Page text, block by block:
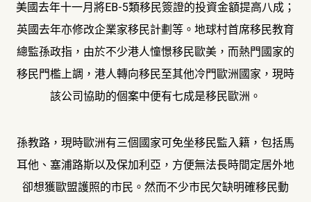
美國去年十一月將EB-5類移民簽證的投資金額提高八成；
英國去年亦修改企業家移民計劃等。地球村首席移民教育
總監孫政指，由於不少港人憧憬移民歐美，而熱門國家的
移民門檻上調，港人轉向移民至其他冷門歐洲國家，現時
該公司協助的個案中便有七成是移民歐洲。
孫教路，現時歐洲有三個國家可免坐移民監入籍，包括馬
耳他、塞浦路斯以及保加利亞，方便無法長時間定居外地
卻想獲歐盟護照的市民。然而不少市民欠缺明確移民動